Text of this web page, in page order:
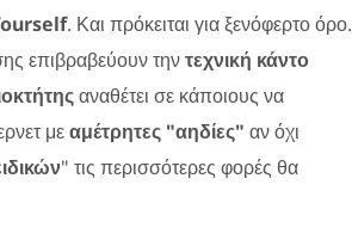
. Και πρόκειται για ξενόφερτο όρο.
επιβραβεύουν τηντεχνική κάντο
αναθέτει σε κάποιους να
μεαμέτρητες "αηδίες" αν όχι
" τις περισσότερες φορές θα